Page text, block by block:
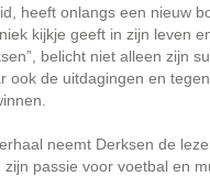
heeft onlangs een nieuw
kijkje geeft in zijn leven
belicht niet alleen zijn
ook de uitdagingen en
neemt Derksen de
passie voor voetbal en